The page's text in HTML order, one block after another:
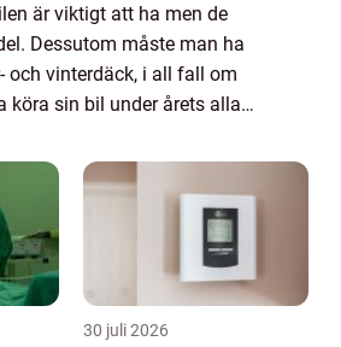
är viktigt att ha men de
Dessutom måste man ha
och vinterdäck, i all fall om
köra sin bil under årets alla
som exempelv...
30 juli 2026